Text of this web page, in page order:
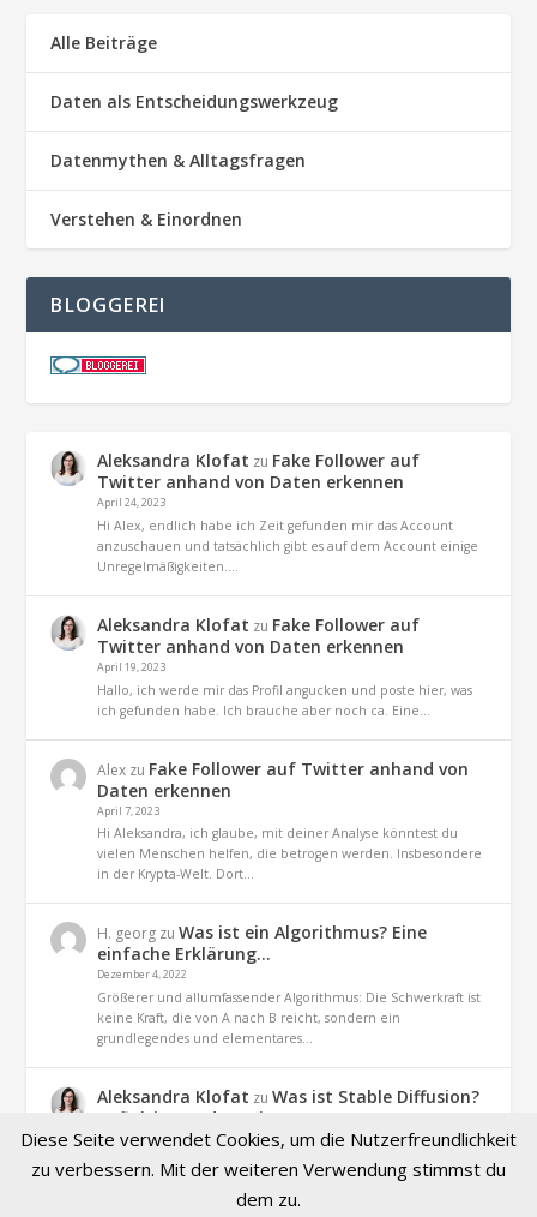
Alle Beiträge
Daten als Entscheidungswerkzeug
Datenmythen & Alltagsfragen
Verstehen & Einordnen
BLOGGEREI
Aleksandra Klofat zu Fake Follower auf
Twitter anhand von Daten erkennen
April 24, 2023
Hi Alex, endlich habe ich Zeit gefunden mir das Account
anzuschauen und tatsächlich gibt es auf dem Account einige
Unregelmäßigkeiten.…
Aleksandra Klofat zu Fake Follower auf
Twitter anhand von Daten erkennen
April 19, 2023
Hallo, ich werde mir das Profil angucken und poste hier, was
ich gefunden habe. Ich brauche aber noch ca. Eine…
Alex zu Fake Follower auf Twitter anhand von
Daten erkennen
April 7, 2023
Hi Aleksandra, ich glaube, mit deiner Analyse könntest du
vielen Menschen helfen, die betrogen werden. Insbesondere
in der Krypta-Welt. Dort…
H. georg zuWas ist ein Algorithmus? Eine
einfache Erklärung…
Dezember 4, 2022
Größerer und allumfassender Algorithmus: Die Schwerkraft ist
keine Kraft, die von A nach B reicht, sondern ein
grundlegendes und elementares…
Aleksandra Klofat zuWas ist Stable Diffusion?
Definition und Praxis
November 9, 2022
Hallo, ja. es geht um dieses Projekt (optiizedSD=Projekt von
Basu Jindal)
Diese Seite verwendet Cookies, um die Nutzerfreundlichkeit
zu verbessern. Mit der weiteren Verwendung stimmst du
dem zu.